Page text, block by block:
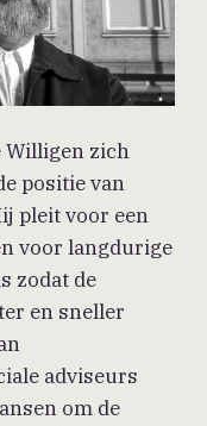
Willigen zich
positie van
pleit voor een
voor langdurige
zodat de
en sneller
adviseurs
om de